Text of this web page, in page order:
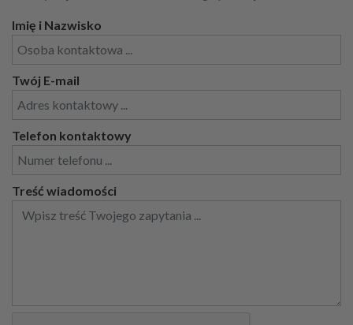
Imię i Nazwisko
Twój E-mail
Telefon kontaktowy
Treść wiadomości